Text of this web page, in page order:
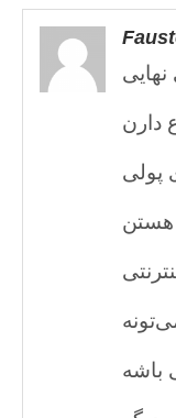
دارن
پولی
هستن
باشه